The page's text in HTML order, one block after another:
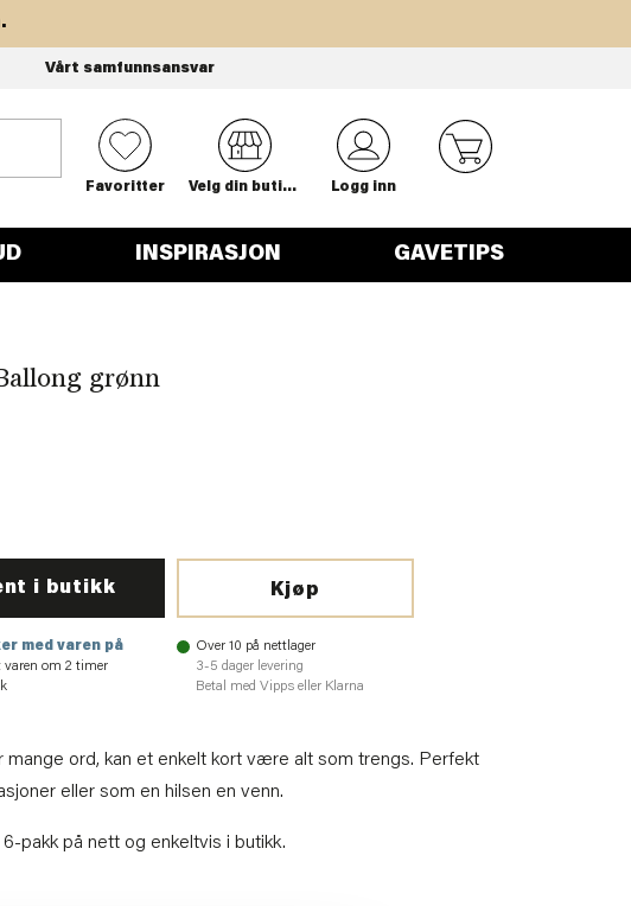
Vårt samfunnsansvar
0
Favoritter Velg din butikk Logg inn
INSPIRASJON GAVETIPS
grønn
Kjøp
i butikk
Over 10 på nettlager
3-5 dager levering
Betal med Vipps eller Klarna
med varen på
om 2 timer
mange ord, kan et enkelt kort være alt som trengs. Perfekt
eller som en hilsen en venn.
pakk på nett og enkeltvis i butikk.